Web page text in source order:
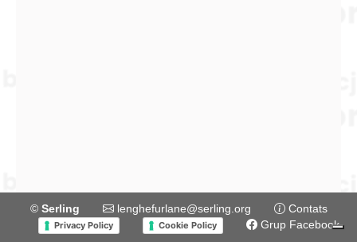
© Serling lenghefurlane@serling.org Contats
Privacy Policy Cookie Policy Grup Facebook